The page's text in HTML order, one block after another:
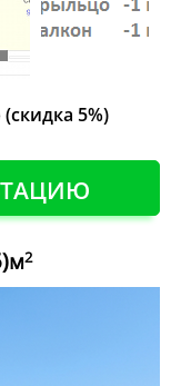
(скидка 5%)
2